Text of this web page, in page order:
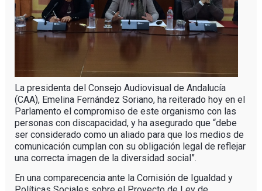
La presidenta del Consejo Audiovisual de Andalucía
(CAA), Emelina Fernández Soriano, ha reiterado hoy en el
Parlamento el compromiso de este organismo con las
personas con discapacidad, y ha asegurado que “debe
ser considerado como un aliado para que los medios de
comunicación cumplan con su obligación legal de reflejar
una correcta imagen de la diversidad social”.
En una comparecencia ante la Comisión de Igualdad y